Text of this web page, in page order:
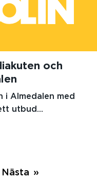
och
Almedalen med
utbud...
Nästa